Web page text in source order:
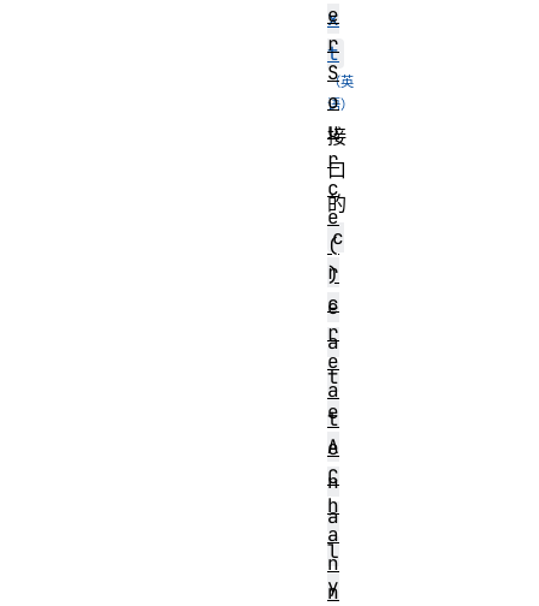
x
t
接
口
的
c
r
e
a
t
e
A
n
a
l
y
e
r
S
o
u
r
c
e
(
)
c
r
e
a
t
e
C
h
a
n
n